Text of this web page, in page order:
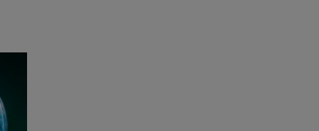
de croissance.
ComplexTM minimise les effets du
le cuir chevelu.